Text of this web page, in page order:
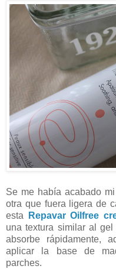
Se me había acabado
otra que fuera ligera de
esta
Repavar Oilfree
una textura similar al
absorbe rápidamente,
aplicar la base de
parches.